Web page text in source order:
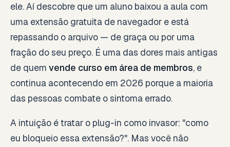
ele. Aí descobre que um aluno baixou a aula com
uma extensão gratuita de navegador e está
repassando o arquivo — de graça ou por uma
fração do seu preço. É uma das dores mais antigas
de quem vende curso em área de membros, e
continua acontecendo em 2026 porque a maioria
das pessoas combate o sintoma errado.
A intuição é tratar o plug-in como invasor: "como
eu bloqueio essa extensão?". Mas você não